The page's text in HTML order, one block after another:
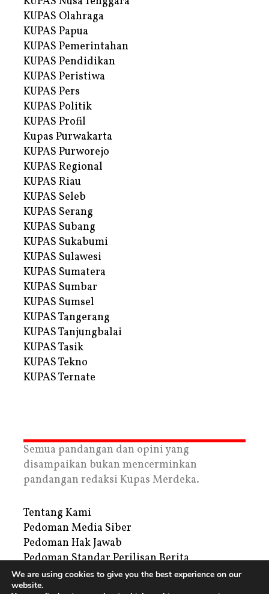
KUPAS Olahraga
KUPAS Papua
KUPAS Pemerintahan
KUPAS Pendidikan
KUPAS Peristiwa
KUPAS Pers
KUPAS Politik
KUPAS Profil
Kupas Purwakarta
KUPAS Purworejo
KUPAS Regional
KUPAS Riau
KUPAS Seleb
KUPAS Serang
KUPAS Subang
KUPAS Sukabumi
KUPAS Sulawesi
KUPAS Sumatera
KUPAS Sumbar
KUPAS Sumsel
KUPAS Tangerang
KUPAS Tanjungbalai
KUPAS Tasik
KUPAS Tekno
KUPAS Ternate
Semua pandangan dan opini yang
disampaikan bukan mencerminkan
pandangan redaksi Kupas Merdeka.
Tentang Kami
Pedoman Media Siber
Pedoman Hak Jawab
Pedoman Standar Perilisan Berita
Privacy Policy
Periklanan
We are using cookies to give you the best experience on our
website.